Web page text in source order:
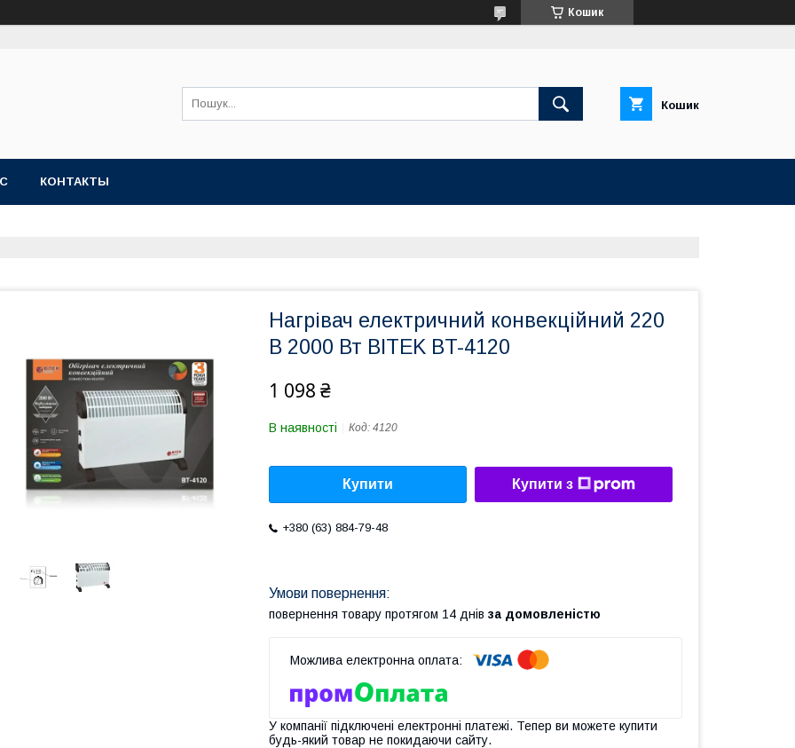
Кошик
Кошик
КОНТАКТЫ
Нагрівач електричний конвекційний 220
В 2000 Вт BITEK BT-4120
1 098 ₴
В наявності Код: 4120
Купити Купити з
+380 (63) 884-79-48
повернення товару протягом 14 днів за домовленістю
У компанії підключені електронні платежі. Тепер ви можете купити
будь-який товар не покидаючи сайту.